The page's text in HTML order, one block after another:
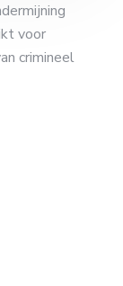
voor
crimineel